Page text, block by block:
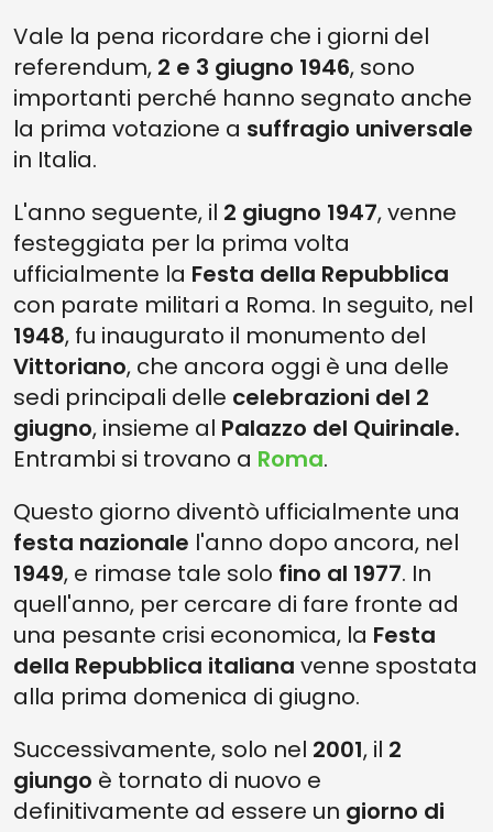
Vale la pena ricordare che i giorni del
referendum, 2 e 3 giugno 1946, sono
importanti perché hanno segnato anche
la prima votazione a suffragio universale
in Italia.
L'anno seguente, il 2 giugno 1947, venne
festeggiata per la prima volta
ufficialmente la Festa della Repubblica
con parate militari a Roma. In seguito, nel
1948, fu inaugurato il monumento del
Vittoriano, che ancora oggi è una delle
sedi principali delle celebrazioni del 2
giugno, insieme al Palazzo del Quirinale.
Entrambi si trovano a Roma.
Questo giorno diventò ufficialmente una
festa nazionale l'anno dopo ancora, nel
1949, e rimase tale solo fino al 1977. In
quell'anno, per cercare di fare fronte ad
una pesante crisi economica, la Festa
della Repubblica italiana venne spostata
alla prima domenica di giugno.
Successivamente, solo nel 2001, il 2
giungo è tornato di nuovo e
definitivamente ad essere un giorno di